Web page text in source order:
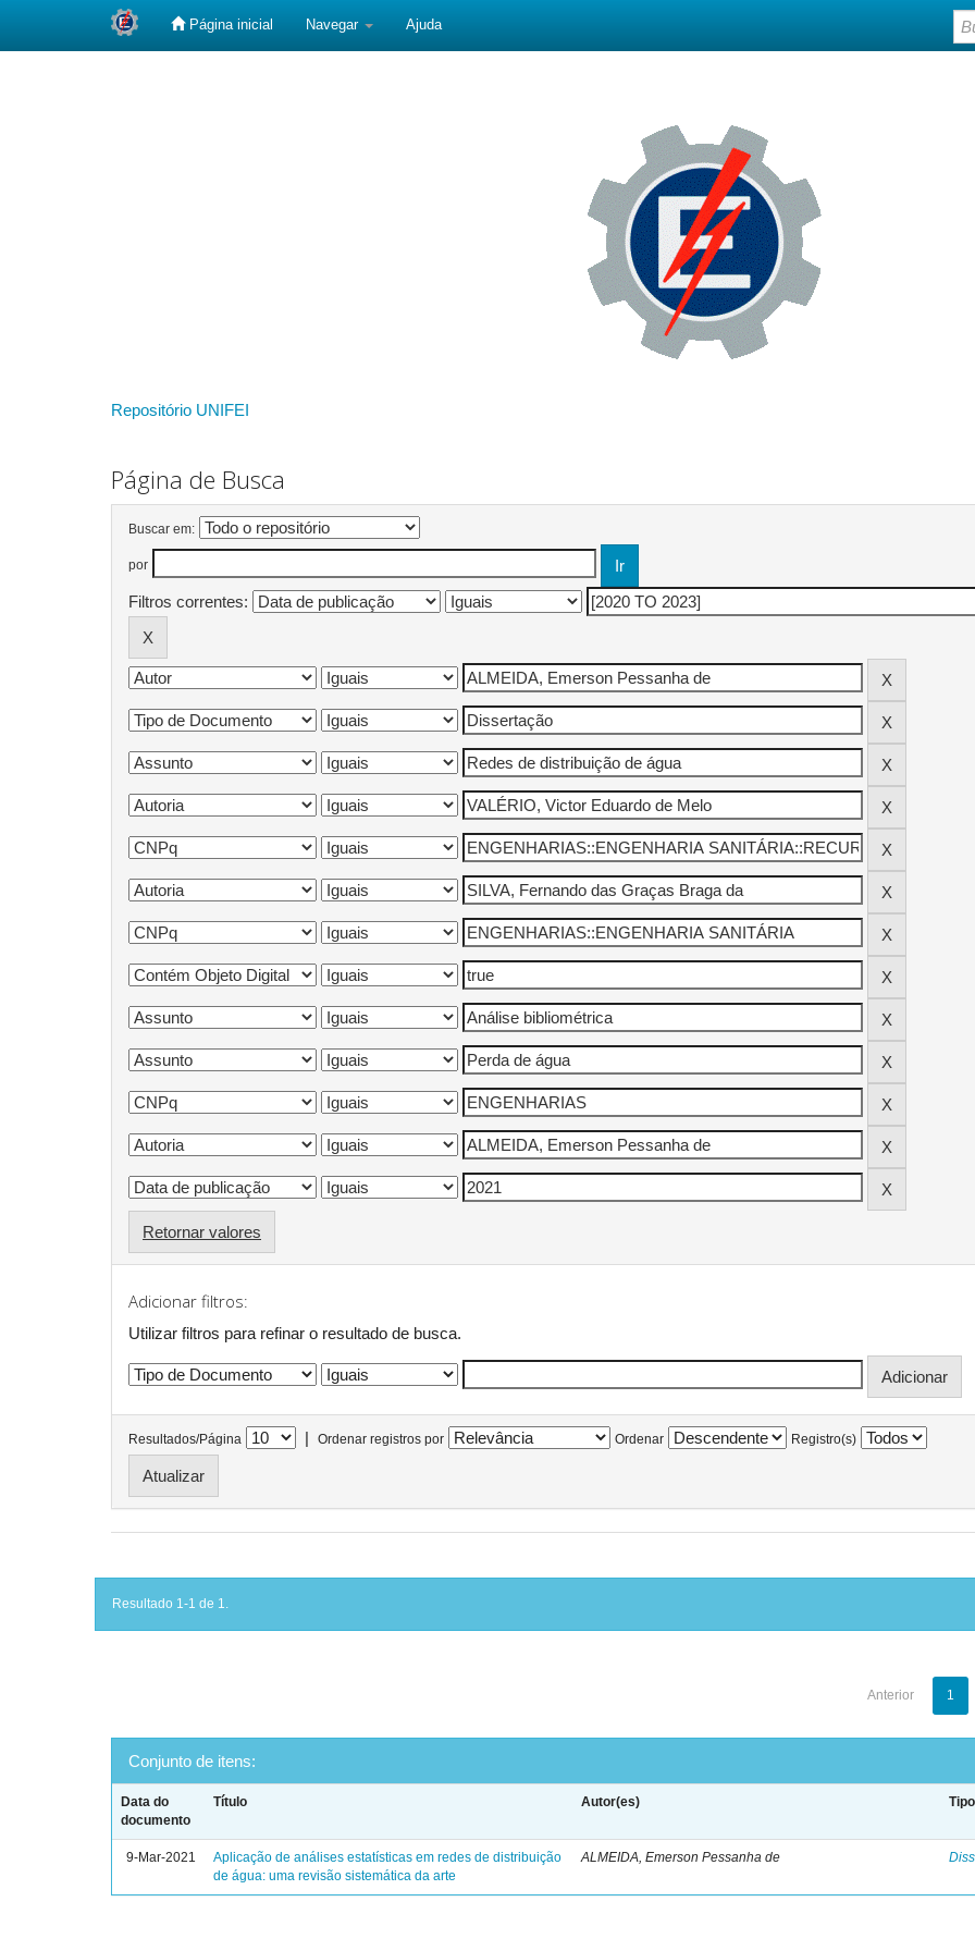
Página inicial Navegar Ajuda
Repositório UNIFEI
Página de Busca
Buscar em:
por
Filtros correntes:
Retornar valores
Adicionar filtros:
Utilizar filtros para refinar o resultado de busca.
Resultados/Página | Ordenar registros por Ordenar Registro(s)
Resultado 1-1 de 1.
Anterior 1
Conjunto de itens:
Data do
documento
Título Autor(es) Tipo
9-Mar-2021
Aplicação de análises estatísticas em redes de distribuição
de água: uma revisão sistemática da arte
ALMEIDA, Emerson Pessanha de